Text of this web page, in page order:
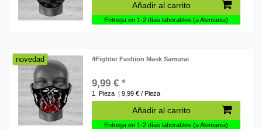
Añadir al carrito
Entrega en 1-2 días laborables (a Alemania)
novedad 4Fighter Fashion Mask Samurai
9,99 € *
1 Pieza | 9,99 € / Pieza
Añadir al carrito
Entrega en 1-2 días laborables (a Alemania)